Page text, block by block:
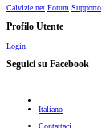
Calvizie.net Forum Supporto
Profilo Utente
Login
Seguici su Facebook
Italiano
Contattaci